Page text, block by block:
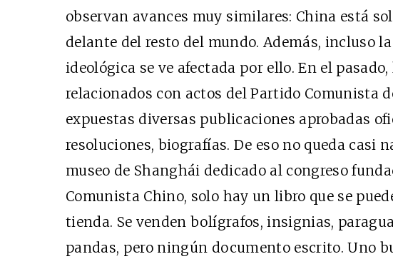
observan avances muy similares: China está
delante del resto del mundo. Además, incluso
ideológica se ve afectada por ello. En el pasado,
relacionados con actos del Partido Comunista
expuestas diversas publicaciones aprobadas
resoluciones, biografías. De eso no queda casi
museo de Shanghái dedicado al congreso
Comunista Chino, solo hay un libro que se
tienda. Se venden bolígrafos, insignias,
pandas, pero ningún documento escrito. Uno